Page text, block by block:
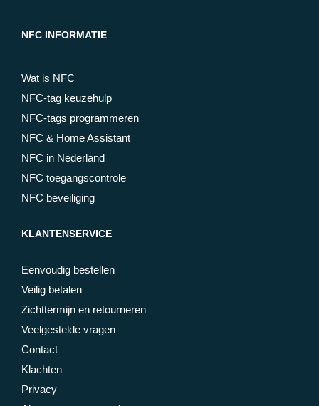
NFC INFORMATIE
Wat is NFC
NFC-tag keuzehulp
NFC-tags programmeren
NFC & Home Assistant
NFC in Nederland
NFC toegangscontrole
NFC beveiliging
KLANTENSERVICE
Eenvoudig bestellen
Veilig betalen
Zichttermijn en retourneren
Veelgestelde vragen
Contact
Klachten
Privacy